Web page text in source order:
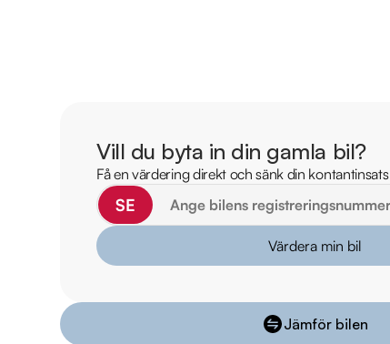
Därför ska du välja Riddermark Bil:
* Störst i Sverige på begagnade bilar
* Erbjuder hemleverans i hela Sverige
* 14 dagars helförsäkring via Folksam
* Över 10 tusen omdömen på Trustpilot
* Kvalitetssäkrade bilar
Vill du byta in din gamla bil?
Få en värdering direkt och sänk din kontantinsats
SE
Värdera min bil
Jämför bilen